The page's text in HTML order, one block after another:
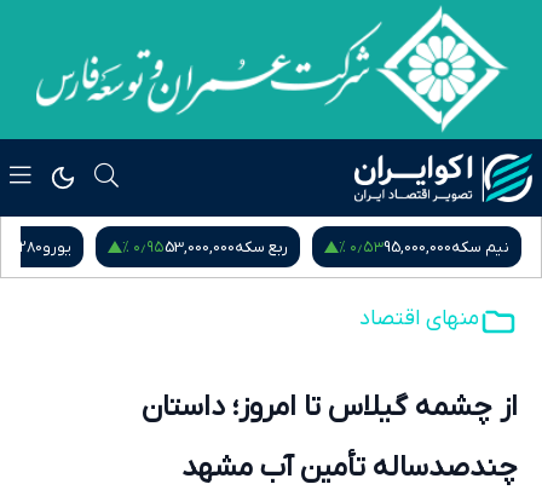
نیم سکه95,000,000۰٫۵۳ % ربع سکه53,000,000۰٫۹۵ % یورو
منهای اقتصاد
از چشمه گیلاس تا امروز؛ داستان
چندصدساله تأمین آب مشهد